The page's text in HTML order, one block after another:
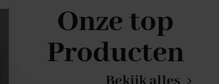
Onze top
Producten